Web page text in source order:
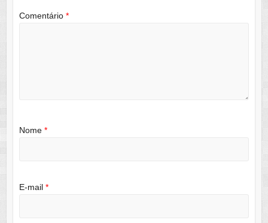
Comentário *
Nome *
E-mail *